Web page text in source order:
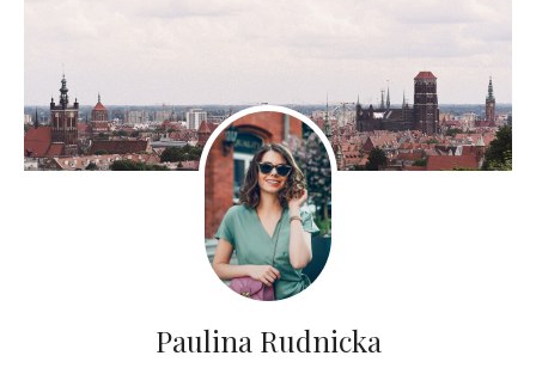
Paulina Rudnicka